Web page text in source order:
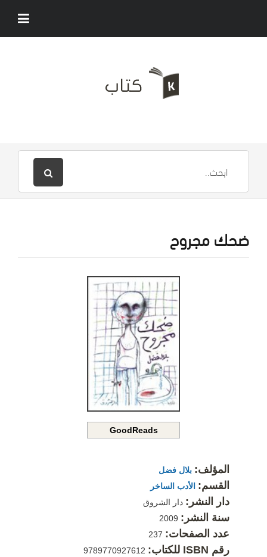
ضحك مجروح
GoodReads
المؤلف: بلال فضل
القسم: الأدب الساخر
دار النشر: دار الشروق
سنة النشر:
عدد الصفحات:
رقم ISBN للكتاب: 9789770927612